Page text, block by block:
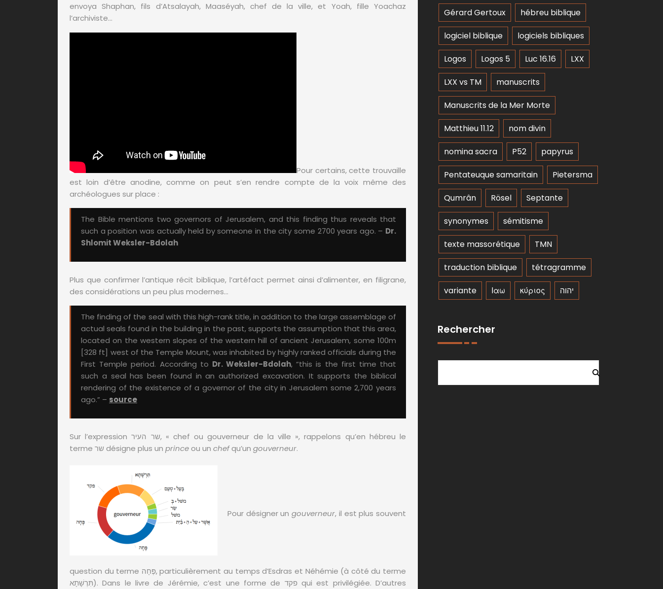
envoya Shaphan, fils d’Atsalayah, Maaséyah, chef de la ville, et Yoah, fille Yoachaz
l’archiviste…
Pour certains, cette trouvaille
est loin d’être anodine, comme on peut s’en rendre compte de la voix même des
archéologues sur place :
The Bible mentions two governors of Jerusalem, and this finding thus reveals that
such a position was actually held by someone in the city some 2700 years ago. – Dr.
Shlomit Weksler-Bdolah
Plus que confirmer l’antique récit biblique, l’artéfact permet ainsi d’alimenter, en filigrane,
des considérations un peu plus modernes…
The finding of the seal with this high-rank title, in addition to the large assemblage of
actual seals found in the building in the past, supports the assumption that this area,
located on the western slopes of the western hill of ancient Jerusalem, some 100m
[328 ft] west of the Temple Mount, was inhabited by highly ranked officials during the
First Temple period. According to Dr. Weksler-Bdolah, “this is the first time that
such a seal has been found in an authorized excavation. It supports the biblical
rendering of the existence of a governor of the city in Jerusalem some 2,700 years
ago.” – source
Sur l’expression שר העיר, « chef ou gouverneur de la ville », rappelons qu’en hébreu le
terme שר désigne plus un princeou un chefqu’un gouverneur.
Pour désigner ungouverneur, il est plus souvent
question du terme פֶּחָה, particulièrement au temps d’Esdras et Néhémie (à côté du terme
תִּרְשָׁתָא). Dans le livre de Jérémie, c’est une forme de פקד qui est privilégiée. D’autres
Gérard Gertoux hébreu biblique
logiciel biblique logiciels bibliques
Logos Logos 5 Luc 16.16 LXX
LXX vs TM manuscrits
Manuscrits de la Mer Morte
Matthieu 11.12 nom divin
nomina sacra P52 papyrus
Pentateuque samaritain Pietersma
Qumrân Rösel Septante
synonymes sémitisme
texte massorétique TMN
traduction biblique tétragramme
variante Ιαω κύριος יהוה
Rechercher